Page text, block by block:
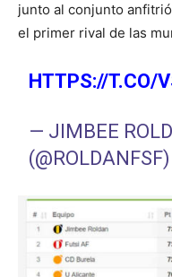
junto al conjunto
el primer rival de las
HTTPS://T.CO/
— JIMBEE
(@ROLDANFSF)